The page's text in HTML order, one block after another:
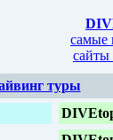
самые
сайты
туры